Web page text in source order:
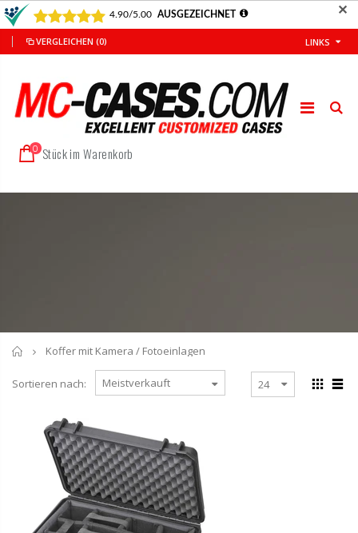
✕
VERGLEICHEN (0) LINKS
0 Stück im Warenkorb
Startseite
Koffer mit Kamera / Fotoeinlagen
Sortieren nach: